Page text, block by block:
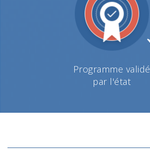
Programme validé
par l'état